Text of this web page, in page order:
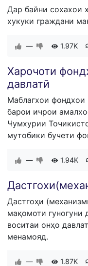
Дар байни сохахои
хукуки граждани
— 1.97K
Харочоти
давлатӣ
Маблагхои фондхои
барои ичрои
Чумхурии
мутобики бучети
— 1.94K
Дастгоҳи
мақомоти гуногуни
воситаи онҳо
менамояд.
— 1.87K